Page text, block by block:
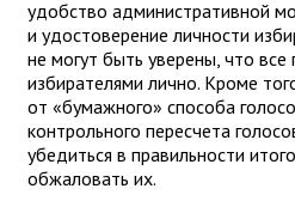
удобство административной
и удостоверение личности
не могут быть уверены, что все
избирателями лично. Кроме
от «бумажного» способа
контрольного пересчета
убедиться в правильности
обжаловать их.